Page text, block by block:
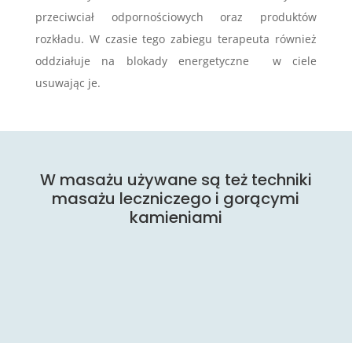
przeciwciał odpornościowych oraz produktów
rozkładu. W czasie tego zabiegu terapeuta również
oddziałuje na blokady energetyczne w ciele
usuwając je.
W masażu używane są też techniki
masażu leczniczego i gorącymi
kamieniami